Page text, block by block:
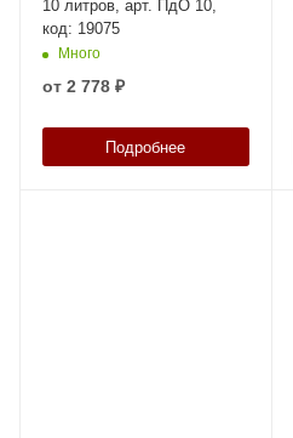
10 литров, арт. ПдО 10,
код: 19075
Много
от 2 778 ₽
Подробнее